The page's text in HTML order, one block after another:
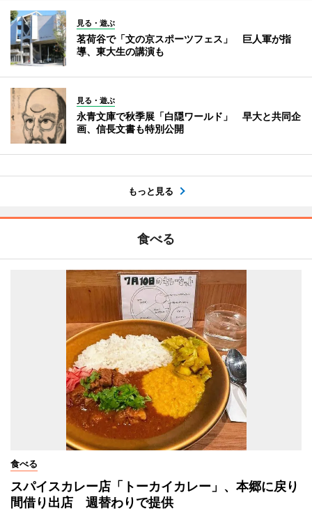
見る・遊ぶ
茗荷谷で「文の京スポーツフェス」 巨人軍が指
導、東大生の講演も
見る・遊ぶ
永青文庫で秋季展「白隠ワールド」 早大と共同企
画、信長文書も特別公開
もっと見る
食べる
食べる
スパイスカレー店「トーカイカレー」、本郷に戻り
間借り出店 週替わりで提供